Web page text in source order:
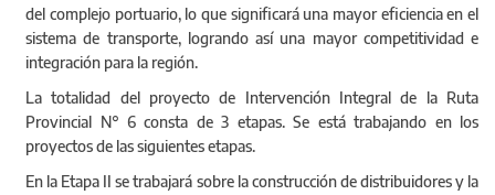
del complejo portuario, lo que significará una mayor eficiencia en el
sistema de transporte, logrando así una mayor competitividad e
integración para la región.
La totalidad del proyecto de Intervención Integral de la Ruta
Provincial N° 6 consta de 3 etapas. Se está trabajando en los
proyectos de las siguientes etapas.
En la Etapa II se trabajará sobre la construcción de distribuidores y la